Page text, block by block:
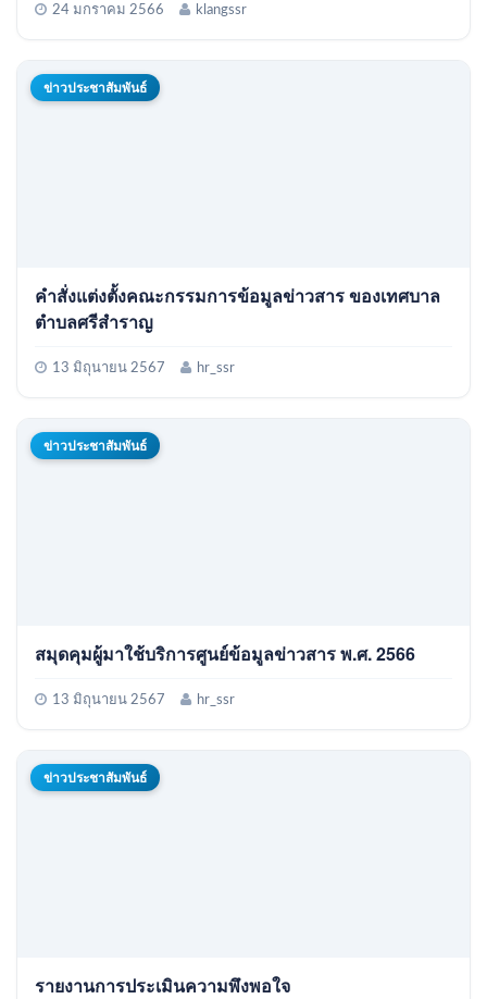
สาธารณะ
24 มกราคม 2566 klangssr
ข่าวประชาสัมพันธ์
คำสั่งแต่งตั้งคณะกรรมการข้อมูลข่าวสาร ของเทศบาล
ตำบลศรีสำราญ
13 มิถุนายน 2567 hr_ssr
ข่าวประชาสัมพันธ์
สมุดคุมผู้มาใช้บริการศูนย์ข้อมูลข่าวสาร พ.ศ. 2566
13 มิถุนายน 2567 hr_ssr
ข่าวประชาสัมพันธ์
รายงานการประเมินความพึงพอใจ